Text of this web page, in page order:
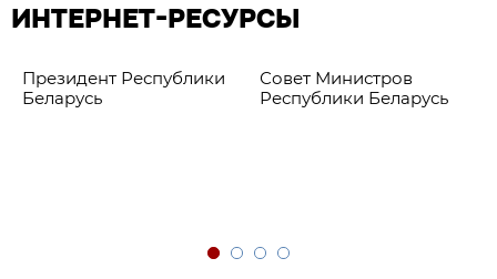
ИНТЕРНЕТ-РЕСУРСЫ
Президент Республики
Беларусь
Совет Министров
Республики Беларусь